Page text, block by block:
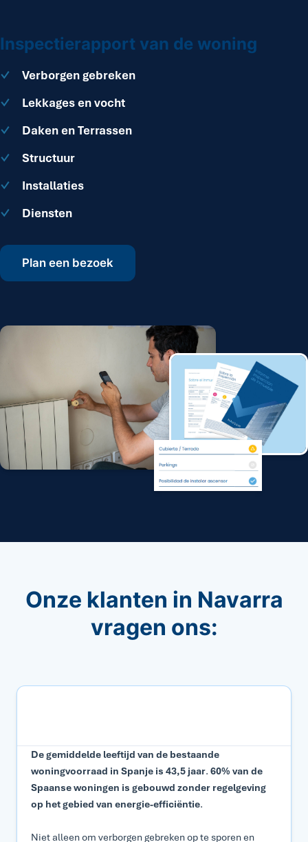
Inspectierapport van de woning
Verborgen gebreken
Lekkages en vocht
Daken en Terrassen
Structuur
Installaties
Diensten
Plan een bezoek
Onze klanten in Navarra
vragen ons:
De gemiddelde leeftijd van de bestaande
woningvoorraad in Spanje is 43,5 jaar. 60% van de
Spaanse woningen is gebouwd zonder regelgeving
op het gebied van energie-efficiëntie.
Niet alleen om verborgen gebreken op te sporen en